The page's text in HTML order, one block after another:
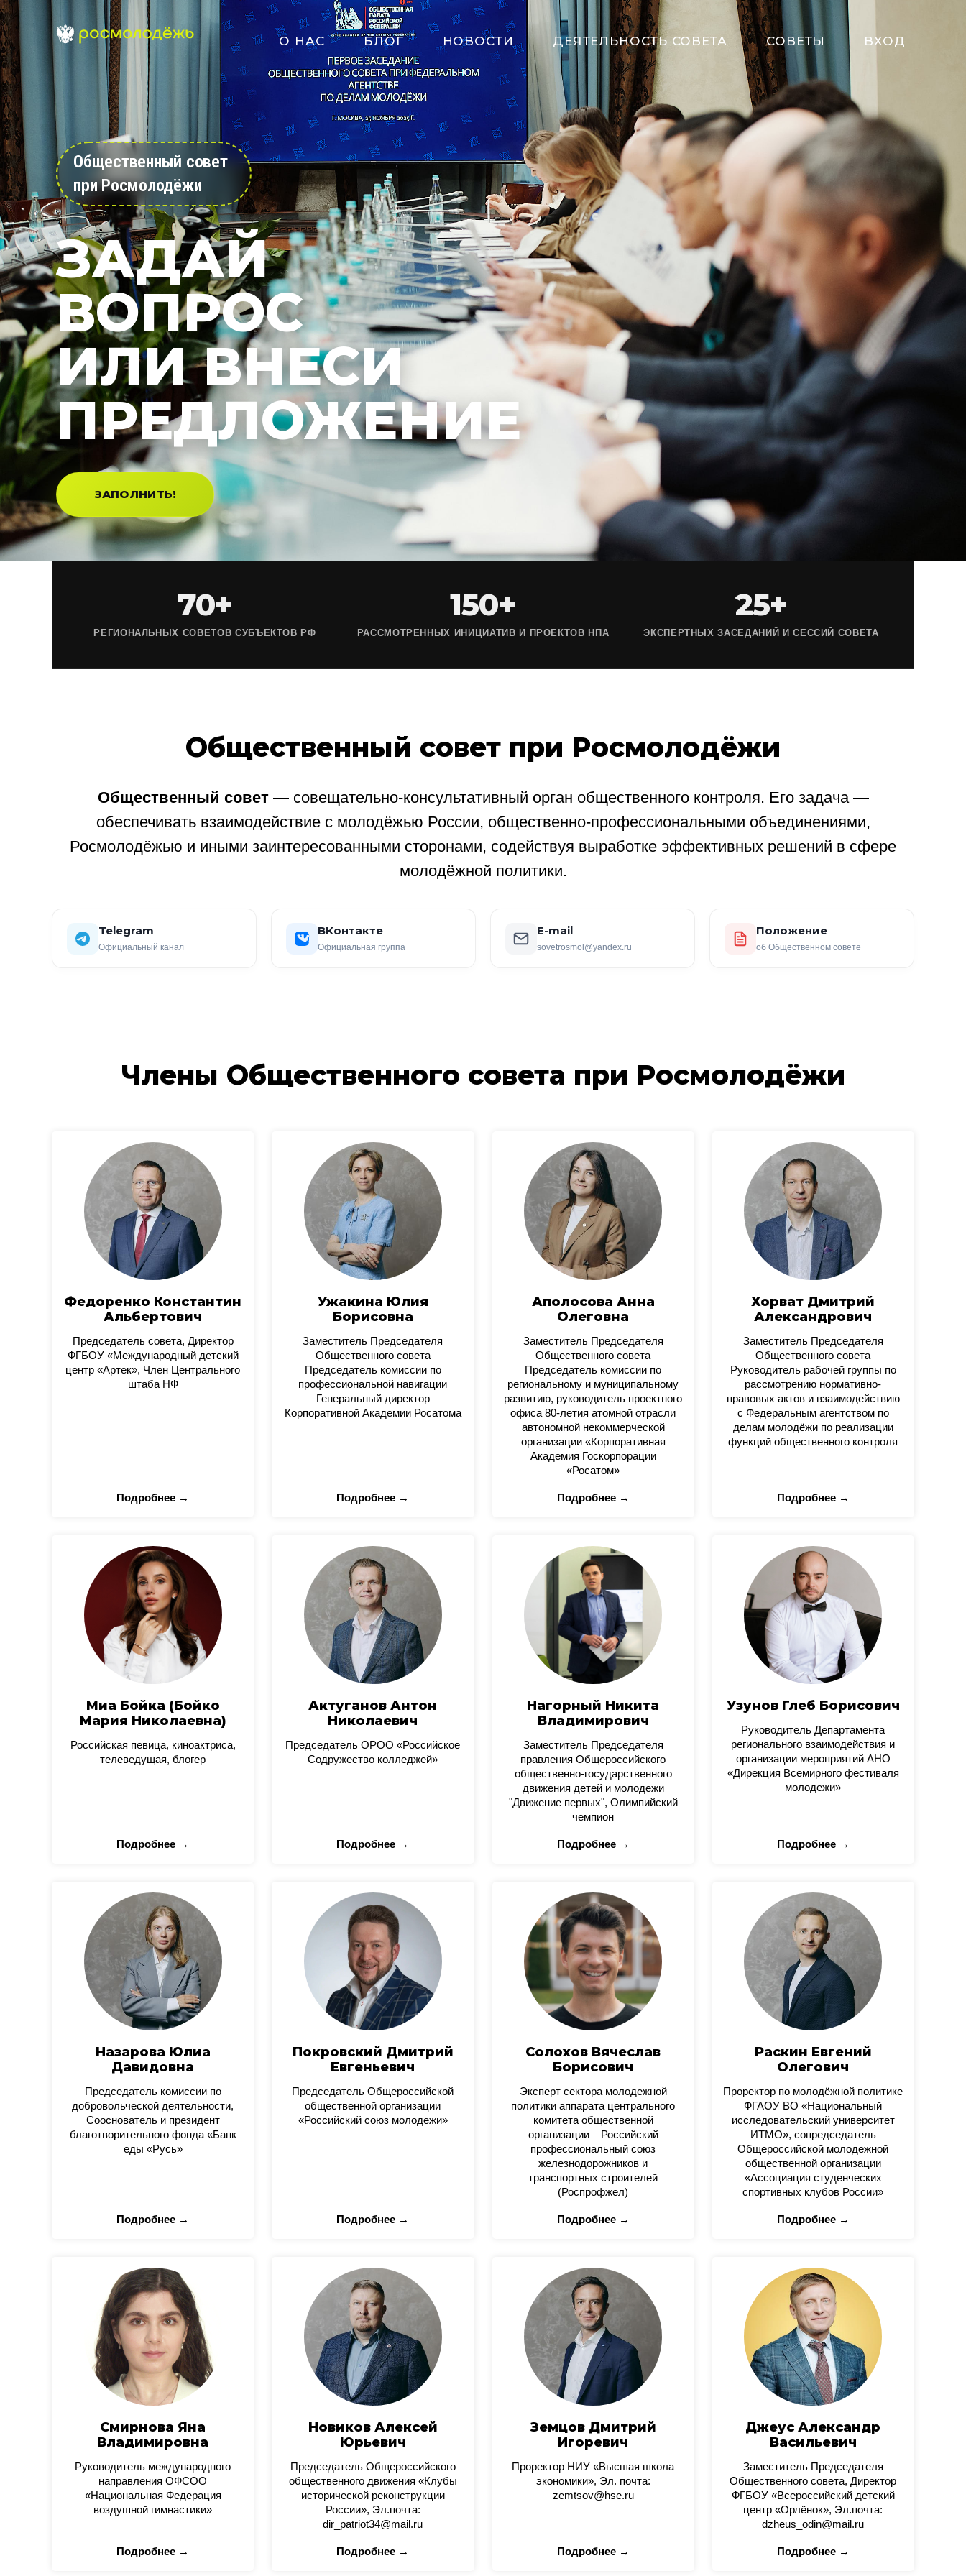
О НАС БЛОГ НОВОСТИ ДЕЯТЕЛЬНОСТЬ СОВЕТА СОВЕТЫ ВХОД
Общественный совет
при Росмолодёжи
ЗАДАЙ
ВОПРОС
ИЛИ ВНЕСИ
ПРЕДЛОЖЕНИЕ
ЗАПОЛНИТЬ!
70+
РЕГИОНАЛЬНЫХ СОВЕТОВ СУБЪЕКТОВ РФ
150+
РАССМОТРЕННЫХ ИНИЦИАТИВ И ПРОЕКТОВ НПА
25+
ЭКСПЕРТНЫХ ЗАСЕДАНИЙ И СЕССИЙ СОВЕТА
Общественный совет при Росмолодёжи
Общественный совет— совещательно-консультативный орган общественного контроля. Его задача —
обеспечивать взаимодействие с молодёжью России, общественно-профессиональными объединениями,
Росмолодёжью и иными заинтересованными сторонами, содействуя выработке эффективных решений в сфере
молодёжной политики.
Telegram
Официальный канал
ВКонтакте
Официальная группа
E-mail
sovetrosmol@yandex.ru
Положение
об Общественном совете
Члены Общественного совета при Росмолодёжи
Федоренко Константин
Альбертович
Председатель совета, Директор
ФГБОУ «Международный детский
центр «Артек», Член Центрального
штаба НФ
Подробнее →
Ужакина Юлия
Борисовна
Заместитель Председателя
Общественного совета
Председатель комиссии по
профессиональной навигации
Генеральный директор
Корпоративной Академии Росатома
Подробнее →
Аполосова Анна
Олеговна
Заместитель Председателя
Общественного совета
Председатель комиссии по
региональному и муниципальному
развитию, руководитель проектного
офиса 80-летия атомной отрасли
автономной некоммерческой
организации «Корпоративная
Академия Госкорпорации
«Росатом»
Подробнее →
Хорват Дмитрий
Александрович
Заместитель Председателя
Общественного совета
Руководитель рабочей группы по
рассмотрению нормативно-
правовых актов и взаимодействию
с Федеральным агентством по
делам молодёжи по реализации
функций общественного контроля
Подробнее →
Миа Бойка (Бойко
Мария Николаевна)
Российская певица, киноактриса,
телеведущая, блогер
Подробнее →
Актуганов Антон
Николаевич
Председатель ОРОО «Российское
Содружество колледжей»
Подробнее →
Нагорный Никита
Владимирович
Заместитель Председателя
правления Общероссийского
общественно-государственного
движения детей и молодежи
"Движение первых", Олимпийский
чемпион
Подробнее →
Узунов Глеб Борисович
Руководитель Департамента
регионального взаимодействия и
организации мероприятий АНО
«Дирекция Всемирного фестиваля
молодежи»
Подробнее →
Назарова Юлиа
Давидовна
Председатель комиссии по
добровольческой деятельности,
Сооснователь и президент
благотворительного фонда «Банк
еды «Русь»
Подробнее →
Покровский Дмитрий
Евгеньевич
Председатель Общероссийской
общественной организации
«Российский союз молодежи»
Подробнее →
Солохов Вячеслав
Борисович
Эксперт сектора молодежной
политики аппарата центрального
комитета общественной
организации – Российский
профессиональный союз
железнодорожников и
транспортных строителей
(Роспрофжел)
Подробнее →
Раскин Евгений
Олегович
Проректор по молодёжной политике
ФГАОУ ВО «Национальный
исследовательский университет
ИТМО», сопредседатель
Общероссийской молодежной
общественной организации
«Ассоциация студенческих
спортивных клубов России»
Подробнее →
Смирнова Яна
Владимировна
Руководитель международного
направления ОФСОО
«Национальная Федерация
воздушной гимнастики»
Подробнее →
Новиков Алексей
Юрьевич
Председатель Общероссийского
общественного движения «Клубы
исторической реконструкции
России», Эл.почта:
dir_patriot34@mail.ru
Подробнее →
Земцов Дмитрий
Игоревич
Проректор НИУ «Высшая школа
экономики», Эл. почта:
zemtsov@hse.ru
Подробнее →
Джеус Александр
Васильевич
Заместитель Председателя
Общественного совета, Директор
ФГБОУ «Всероссийский детский
центр «Орлёнок», Эл.почта:
dzheus_odin@mail.ru
Подробнее →